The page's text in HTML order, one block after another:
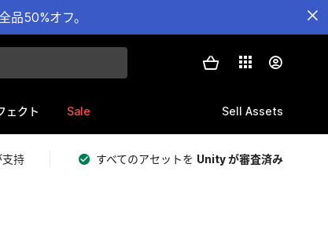
50%オフ。
ェクト Sale Sell Assets
支持 すべてのアセットを Unity が審査済み